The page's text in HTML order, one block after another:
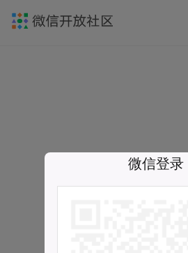
微信登录